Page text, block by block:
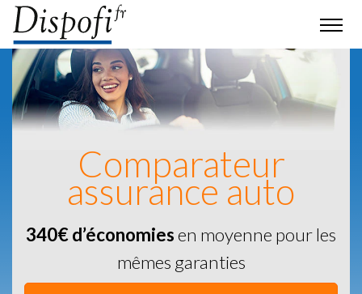
Comparateur
assurance auto
340€ d’économiesen moyenne pour les
mêmes garanties